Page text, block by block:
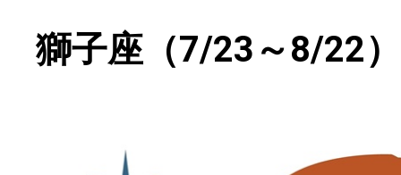
獅子座（7/23～8/22）